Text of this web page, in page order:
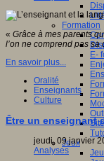
Formation
E-
Jeux
« Grâce à mes parents
l’on ne comprend pas sa
En savoir plus...
Oralité
Enseignants
Culture
Être un enseignant
jeudi, 09 janvier
Analyses